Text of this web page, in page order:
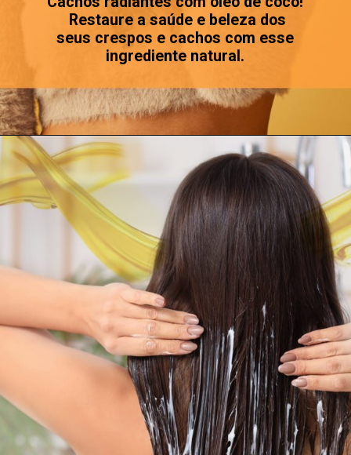
Restaure a saúde e beleza dos
seus crespos e cachos com esse
ingrediente natural.